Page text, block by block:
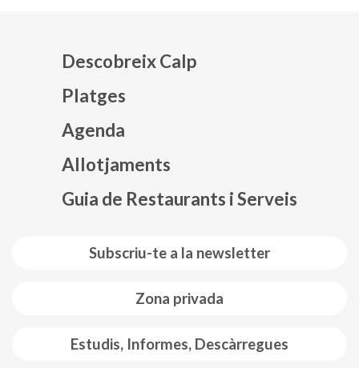
Subscriu-te a la newsletter
Zona privada
Estudis, Informes, Descàrregues
Descobreix Calp
Platges
Agenda
Allotjaments
Guia de Restaurants i Serveis